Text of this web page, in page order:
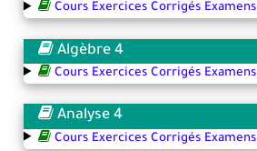
Cours Exercices Corrigés Examens
Algèbre 4
Cours Exercices Corrigés Examens
Analyse 4
Cours Exercices Corrigés Examens